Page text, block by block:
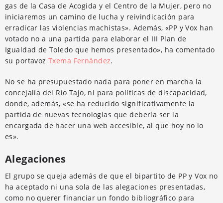
gas de la Casa de Acogida y el Centro de la Mujer, pero no
iniciaremos un camino de lucha y reivindicación para
erradicar las violencias machistas». Además, «PP y Vox han
votado no a una partida para elaborar el III Plan de
Igualdad de Toledo que hemos presentado», ha comentado
su portavozTxema Fernández.
No se ha presupuestado nada para poner en marcha la
concejalía del Río Tajo, ni para políticas de discapacidad,
donde, además, «se ha reducido significativamente la
partida de nuevas tecnologías que debería ser la
encargada de hacer una web accesible, al que hoy no lo
es».
Alegaciones
El grupo se queja además de que el bipartito de PP y Vox no
ha aceptado ni una sola de las alegaciones presentadas,
como no querer financiar un fondo bibliográfico para